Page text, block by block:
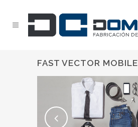
FAST VECTOR MOBILE